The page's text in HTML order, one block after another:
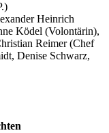
Heinrich
Ködel (Volontärin),
Reimer (Chef
Denise Schwarz,